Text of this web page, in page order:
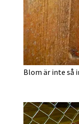
Blom är inte så